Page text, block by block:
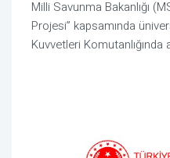
Milli Savunma Bakanlığı
Projesi” kapsamında
Kuvvetleri Komutanlığında